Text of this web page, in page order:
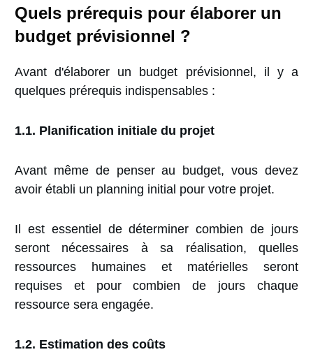
Quels prérequis pour élaborer un
budget prévisionnel ?
Avant d'élaborer un budget prévisionnel, il y a
quelques prérequis indispensables :
1.1. Planification initiale du projet
Avant même de penser au budget, vous devez
avoir établi un planning initial pour votre projet.
Il est essentiel de déterminer combien de jours
seront nécessaires à sa réalisation, quelles
ressources humaines et matérielles seront
requises et pour combien de jours chaque
ressource sera engagée.
1.2. Estimation des coûts